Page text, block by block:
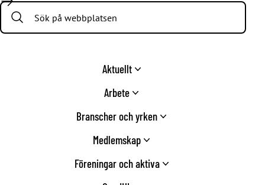
Search:
Aktuellt
Arbete
Branscher och yrken
Medlemskap
Föreningar och aktiva